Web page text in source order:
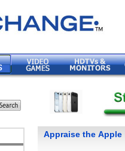
Appraise the Apple